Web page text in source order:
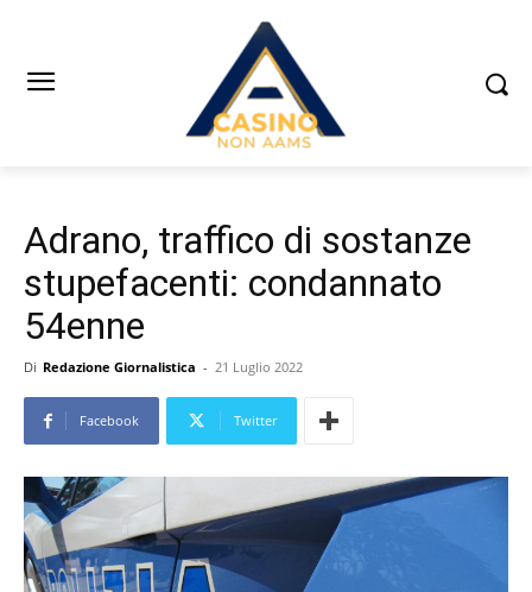
Adrano, traffico di sostanze
stupefacenti: condannato
54enne
Di Redazione Giornalistica - 21 Luglio 2022
Facebook Twitter